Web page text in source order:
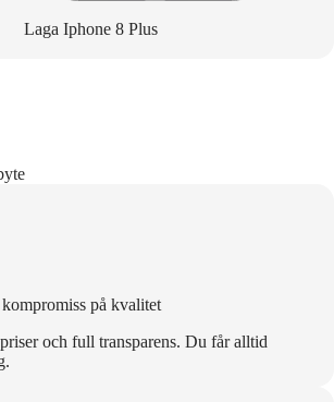
Laga Iphone 8 Plus
på kvalitet
och full transparens. Du får alltid